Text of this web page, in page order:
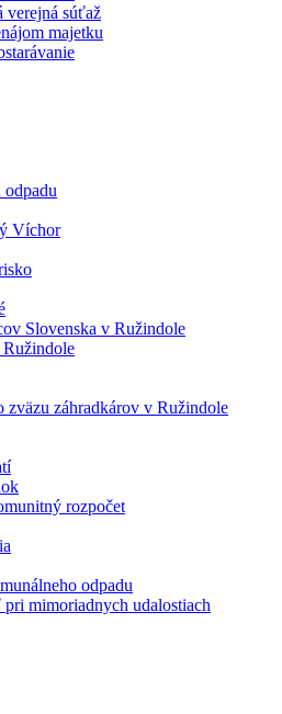
verejná súťaž
majetku
Víchor
Slovenska v Ružindole
zväzu záhradkárov v Ružindole
rozpočet
odpadu
mimoriadnych udalostiach